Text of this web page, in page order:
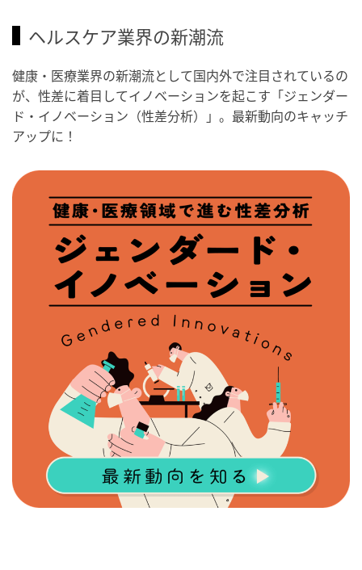
ヘルスケア業界の新潮流
健康・医療業界の新潮流として国内外で注目されているの
が、性差に着目してイノベーションを起こす「ジェンダー
ド・イノベーション（性差分析）」。最新動向のキャッチ
アップに！